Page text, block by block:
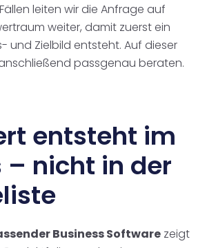
leiten wir die Anfrage auf
weiter, damit zuerst ein
und Zielbild entsteht. Auf dieser
passgenau beraten.
entsteht im
– nicht in der
Business Software zeigt